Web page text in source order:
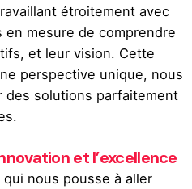
étroitement avec
mesure de comprendre
et leur vision. Cette
perspective unique, nous
des solutions parfaitement
et l’excellence
qui nous pousse à aller